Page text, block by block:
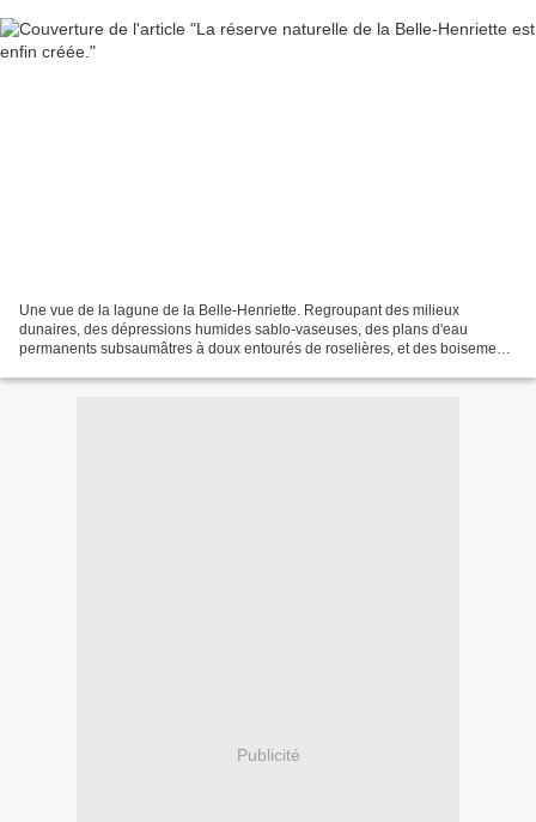
Une vue de la lagune de la Belle-Henriette. Regroupant des milieux
dunaires, des dépressions humides sablo-vaseuses, des plans d'eau
permanents subsaumâtres à doux entourés de roselières, et des boisements
Publicité